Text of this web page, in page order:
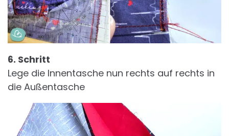
6. Schritt
Lege die Innentasche nun rechts auf rechts in
die Außentasche